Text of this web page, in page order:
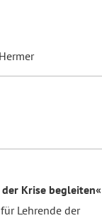
Krise begleiten«
Lehrende der